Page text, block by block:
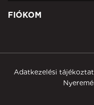
FIÓKOM
Adatkezelési